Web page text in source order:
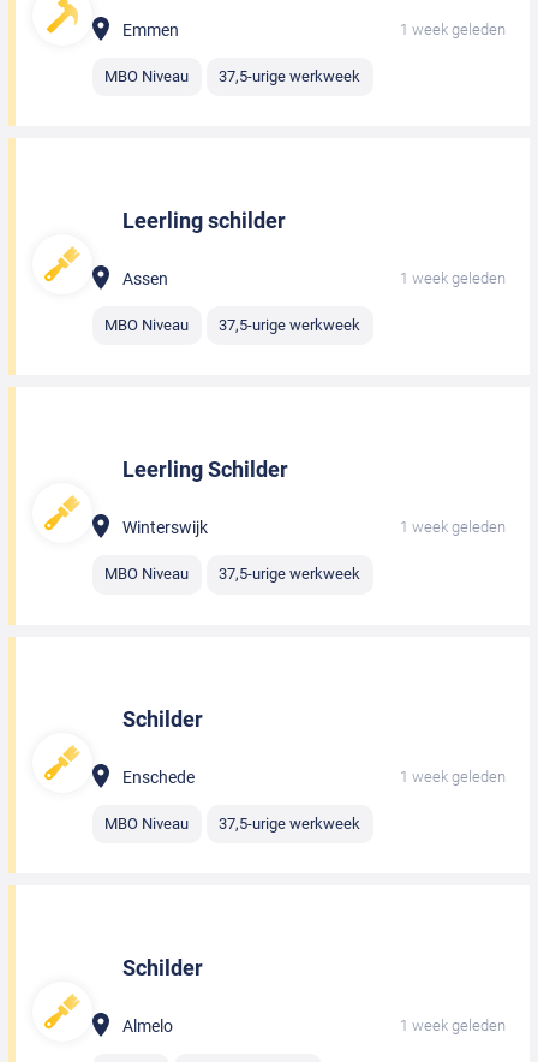
Emmen 1 week geleden
MBO Niveau 37,5-urige werkweek
Leerling schilder
Assen 1 week geleden
MBO Niveau 37,5-urige werkweek
Leerling Schilder
Winterswijk 1 week geleden
MBO Niveau 37,5-urige werkweek
Schilder
Enschede 1 week geleden
MBO Niveau 37,5-urige werkweek
Schilder
Almelo 1 week geleden